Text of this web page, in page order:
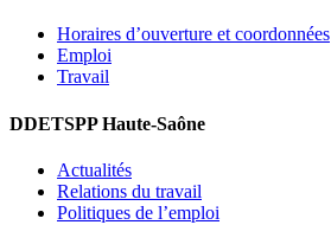
Horaires d’ouverture et coordonnées
Emploi
Travail
DDETSPP Haute-Saône
Actualités
Relations du travail
Politiques de l’emploi